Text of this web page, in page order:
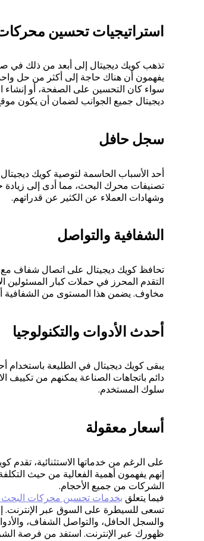
استراتيجيات تحسين
تذهب كويك ديجيتال إلى أبعد من ذلك في
يفهمون أن هناك حاجة إلى أكثر من حل
سواء كان التحسين على الصفحة، أو إنشاء
ديجيتال جميع الجوانب لضمان أن يكون
سجل حافل
أحد الأسباب الحاسمة لتوصية كويك
تصنيفات محرك البحث، مما أدى إلى زيادة
وشهادات العملاء عن الكثير عن قدراتهم.
الشفافية والتواصل
تحافظ كويك ديجيتال على اتصال شفاف مع
التقدم المحرز في حملات كبار المسئولين
مخاوف. يضمن هذا المستوى من الشفافية
أحدث الأدوات والتكنولوجيا
يبقى كويك ديجيتال في الطليعة باستخدام
دائم باتجاهات الصناعة يمكنهم من تكييف
سلوك المستخدم.
أسعار معقولة
على الرغم من خدماتها الاستثنائية،
إنهم يفهمون أهمية الفعالية من حيث
الشركات من جميع الأحجام.
فيما يتعلق بخدمات تحسين محركات
تسعى للسيطرة على السوق عبر الإنترنت.
والسجل الحافل، والتواصل الشفاف،
ظهورك عبر الإنترنت. استفد من فرصة